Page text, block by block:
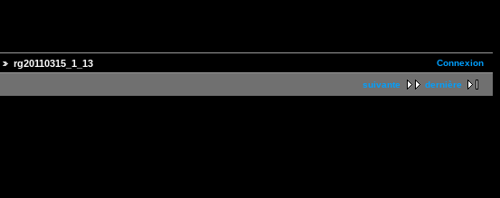
Connexion
rg20110315_1_13
suivante dernière